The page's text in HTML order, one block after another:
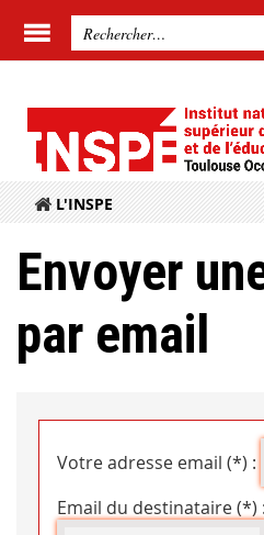
L'INSPE
Envoyer
par email
Votre adresse email (*) :
Email du destinataire (*) :